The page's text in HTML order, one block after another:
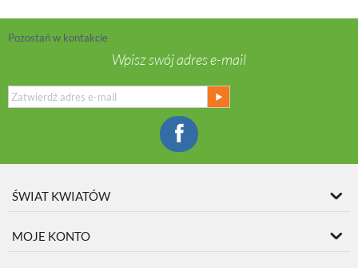
Pozostań w kontakcie
Wpisz swój adres e-mail
ŚWIAT KWIATÓW
MOJE KONTO